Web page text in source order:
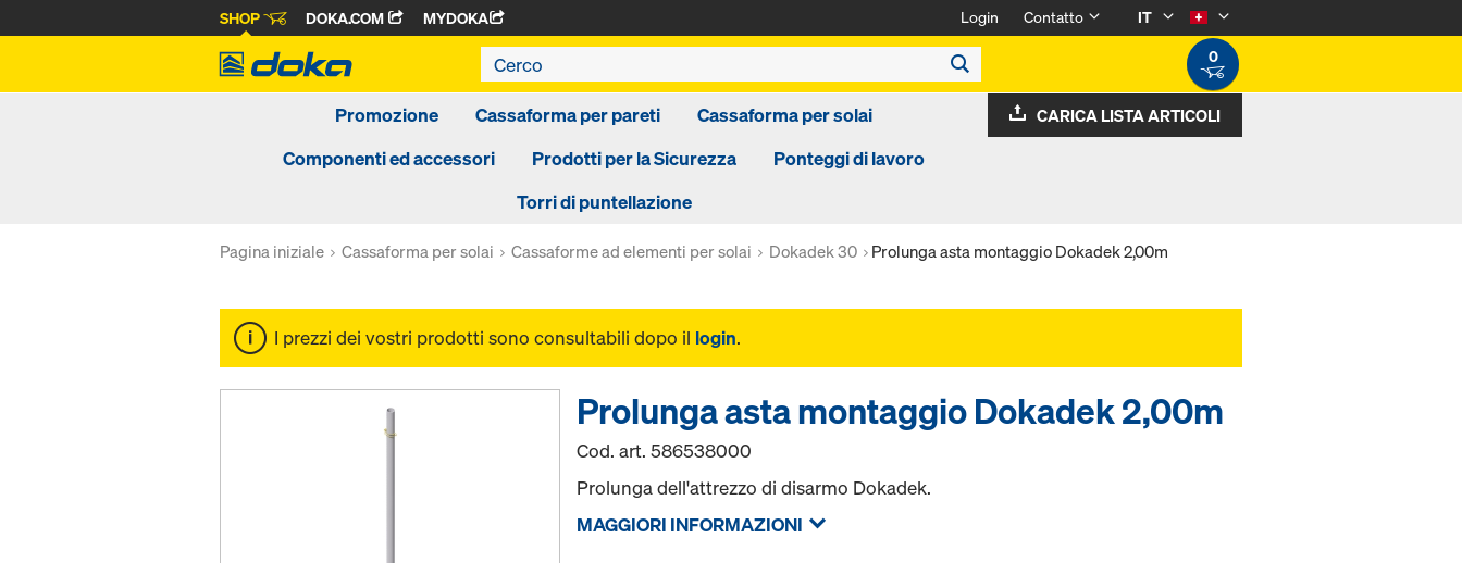
SHOP DOKA.COM MYDOKA Login Contatto
IT
0
Promozione Cassaforma per pareti
Cassaforma per solai
Componenti ed accessori
Prodotti per la Sicurezza
Ponteggi di lavoro
Torri di puntellazione
CARICA LISTA ARTICOLI
Pagina iniziale Cassaforma per solai Cassaforme ad elementi per solai Dokadek 30 Prolunga asta montaggio Dokadek 2,00m
I prezzi dei vostri prodotti sono consultabili dopo il login.
Prolunga asta montaggio Dokadek 2,00m
Cod. art.586538000
Prolunga dell'attrezzo di disarmo Dokadek.
MAGGIORI INFORMAZIONI